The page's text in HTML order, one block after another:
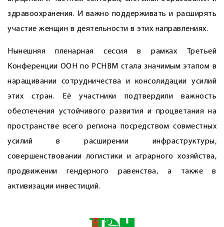
здравоохранения. И важно поддерживать и расширять
участие женщин в деятельности в этих направлениях.
Нынешняя пленарная сессия в рамках Третьей
Конференции ООН по РСНВМ стала значимым этапом в
наращивании сотрудничества и консолидации усилий
этих стран. Её участники подтвердили важность
обеспечения устойчивого развития и процветания на
пространстве всего региона посредством совместных
усилий в расширении инфраструктуры,
совершенствовании логистики и аграрного хозяйства,
продвижении гендерного равенства, а также в
активизации инвестиций.